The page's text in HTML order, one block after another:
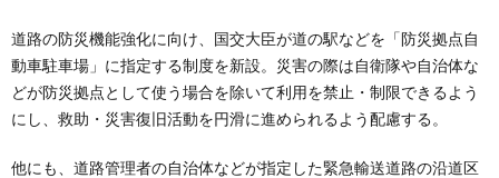
道路の防災機能強化に向け、国交大臣が道の駅などを「防災拠点自
動車駐車場」に指定する制度を新設。災害の際は自衛隊や自治体な
どが防災拠点として使う場合を除いて利用を禁止・制限できるよう
にし、救助・災害復旧活動を円滑に進められるよう配慮する。
他にも、道路管理者の自治体などが指定した緊急輸送道路の沿道区